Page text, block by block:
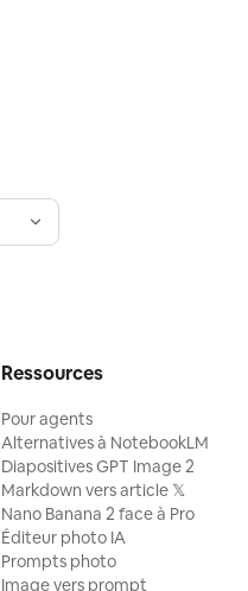
Ressources
Pour agents
Alternatives à NotebookLM
Diapositives GPT Image 2
Markdown vers article 𝕏
Nano Banana 2 face à Pro
Éditeur photo IA
Prompts photo
Image vers prompt